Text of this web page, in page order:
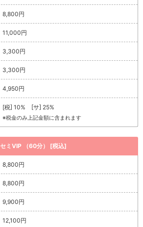
8,800円
11,000円
3,300円
3,300円
4,950円
[税] 10% [サ] 25%
※税金のみ上記金額に含まれます
セミVIP （60分） [税込]
8,800円
8,800円
9,900円
12,100円